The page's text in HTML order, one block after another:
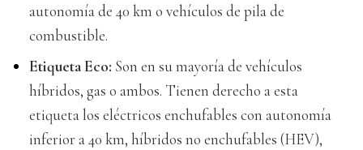
autonomía de 40 km o vehículos de pila de
combustible.
Etiqueta Eco: Son en su mayoría de vehículos
híbridos, gas o ambos. Tienen derecho a esta
etiqueta los eléctricos enchufables con autonomía
inferior a 40 km, híbridos no enchufables (HEV),